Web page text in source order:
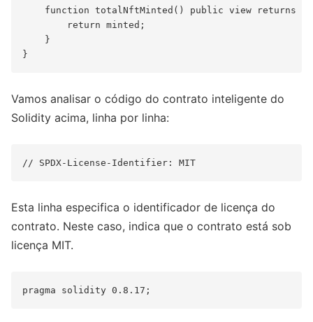
function totalNftMinted() public view returns
        return minted;
    }
Vamos analisar o código do contrato inteligente do
Solidity acima, linha por linha:
Esta linha especifica o identificador de licença do
contrato. Neste caso, indica que o contrato está sob
licença MIT.